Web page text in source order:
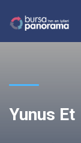
Yunus Et